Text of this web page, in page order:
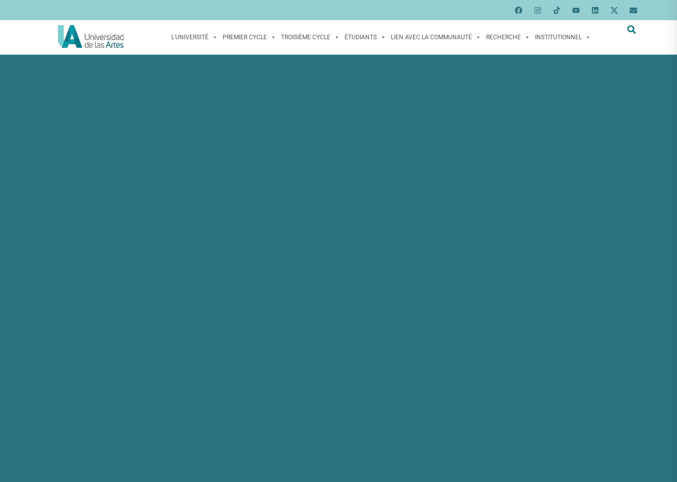
L'UNIVERSITÉ PREMIER CYCLE TROISIÈME CYCLE ÉTUDIANTS LIEN AVEC LA COMMUNAUTÉ RECHERCHE INSTITUTIONNEL